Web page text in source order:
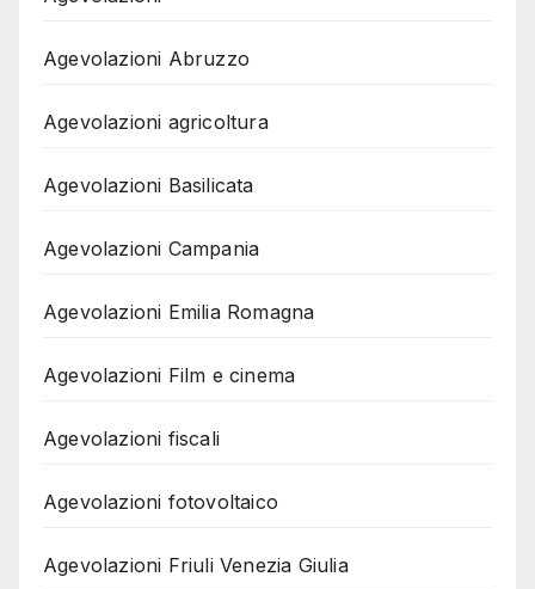
Agevolazioni Abruzzo
Agevolazioni agricoltura
Agevolazioni Basilicata
Agevolazioni Campania
Agevolazioni Emilia Romagna
Agevolazioni Film e cinema
Agevolazioni fiscali
Agevolazioni fotovoltaico
Agevolazioni Friuli Venezia Giulia